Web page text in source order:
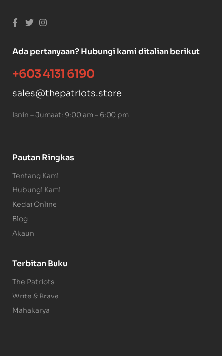
Ada pertanyaan? Hubungi kami ditalian berikut
+603 4131 6190
sales@thepatriots.store
Isnin – Jumaat: 9:00 am – 6:00 pm
Pautan Ringkas
Tentang Kami
Hubungi Kami
Kedai Online
Blog
Akaun
Terbitan Buku
The Patriots
Write & Brave
Mahakarya